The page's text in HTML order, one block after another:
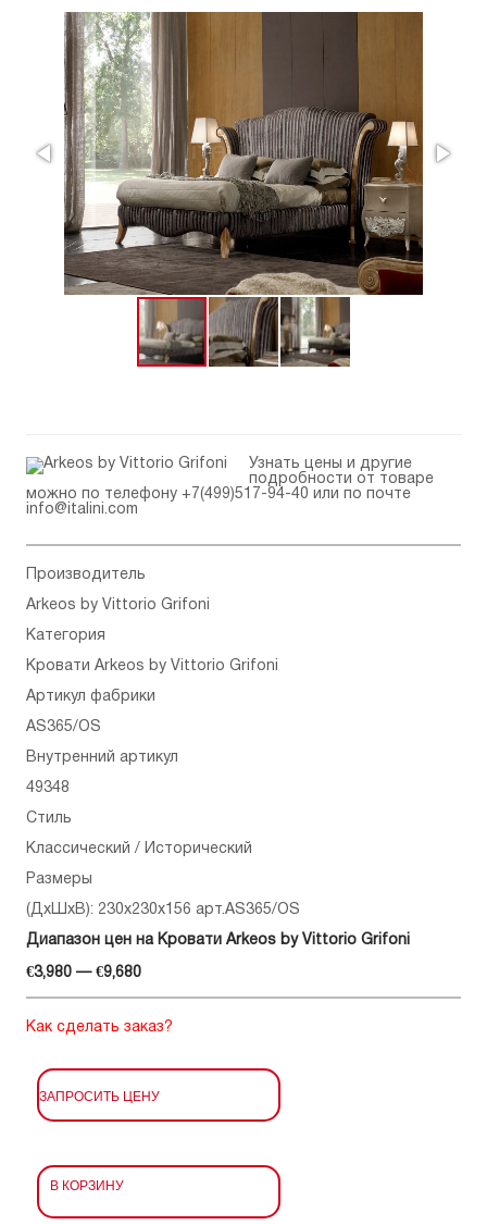
Узнать цены и другие
подробности от товаре
можно по телефону +7(499)517-94-40 или по почте
info@italini.com
Производитель
Arkeos by Vittorio Grifoni
Категория
Кровати Arkeos by Vittorio Grifoni
Артикул фабрики
AS365/OS
Внутренний артикул
49348
Стиль
Классический / Исторический
Размеры
(ДхШхВ): 230x230x156 арт.AS365/OS
Диапазон цен на Кровати Arkeos by Vittorio Grifoni
€3,980 — €9,680
Как сделать заказ?
ЗАПРОСИТЬ ЦЕНУ
В КОРЗИНУ